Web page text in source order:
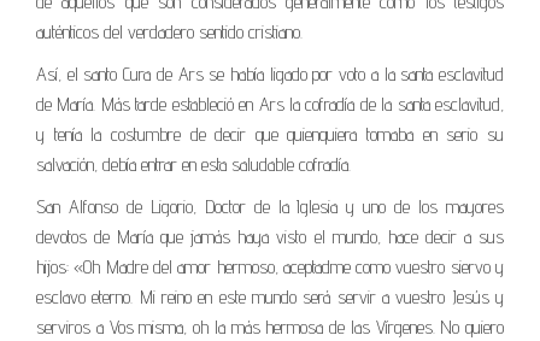
auténticos del verdadero sentido cristiano.
Así, el santo Cura de Ars se había ligado por voto a la santa esclavitud
de María. Más tarde estableció en Ars la cofradía de la santa esclavitud,
y tenía la costumbre de decir que quienquiera tomaba en serio su
salvación, debía entrar en esta saludable cofradía.
San Alfonso de Ligorio, Doctor de la Iglesia y uno de los mayores
devotos de María que jamás haya visto el mundo, hace decir a sus
hijos: «Oh Madre del amor hermoso, aceptadme como vuestro siervo y
esclavo eterno. Mi reino en este mundo será servir a vuestro Jesús y
serviros a Vos misma, oh la más hermosa de las Vírgenes. No quiero